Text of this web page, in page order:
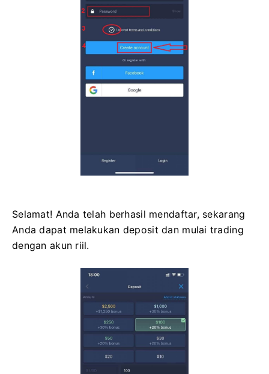
Selamat! Anda telah berhasil mendaftar, sekarang
Anda dapat melakukan deposit dan mulai trading
dengan akun riil.